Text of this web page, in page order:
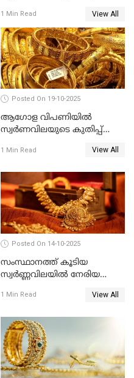
കുറഞ്ഞു
1 Min Read View All
Posted On 19-10-2025
ആഗോള വിപണിയിൽ
സ്വർണവിലയുടെ കുതിപ്പ്
1 Min Read View All
Posted On 14-10-2025
സംസ്ഥാനത്ത് കൂടിയ
സ്വർണ്ണവിലയിൽ നേരിയ
1 Min Read View All